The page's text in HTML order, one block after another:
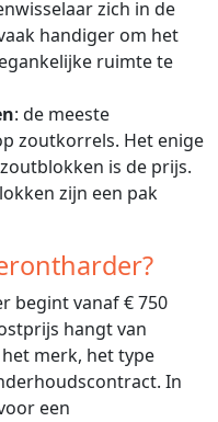
zich in de
handiger om het
ruimte te
: de meeste
zoutkorrels. Het enige
is de prijs.
zijn een pak
begint vanaf € 750
hangt van
merk, het type
In
een